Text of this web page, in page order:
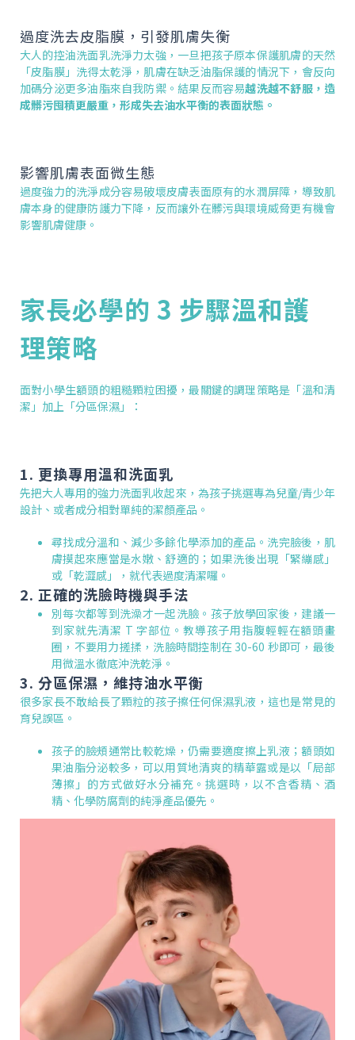
過度洗去皮脂膜，引發肌膚失衡
大人的控油洗面乳洗淨力太強，一旦把孩子原本保護肌膚的天然
「皮脂膜」洗得太乾淨，肌膚在缺乏油脂保護的情況下，會反向
加碼分泌更多油脂來自我防禦。結果反而容易越洗越不舒服，造
成髒污囤積更嚴重，形成失去油水平衡的表面狀態。
影響肌膚表面微生態
過度強力的洗淨成分容易破壞皮膚表面原有的水潤屏障，導致肌
膚本身的健康防護力下降，反而讓外在髒污與環境威脅更有機會
影響肌膚健康。
家長必學的 3 步驟溫和護
理策略
面對小學生額頭的粗糙顆粒困擾，最關鍵的調理策略是「溫和清
潔」加上「分區保濕」：
1. 更換專用溫和洗面乳
先把大人專用的強力洗面乳收起來，為孩子挑選專為兒童/青少年
設計、或者成分相對單純的潔顏產品。
尋找成分溫和、減少多餘化學添加的產品。洗完臉後，肌
膚摸起來應當是水嫩、舒適的；如果洗後出現「緊繃感」
或「乾澀感」，就代表過度清潔囉。
2. 正確的洗臉時機與手法
別每次都等到洗澡才一起洗臉。孩子放學回家後，建議一
到家就先清潔 T 字部位。教導孩子用指腹輕輕在額頭畫
圈，不要用力搓揉，洗臉時間控制在 30-60 秒即可，最後
用微溫水徹底沖洗乾淨。
3. 分區保濕，維持油水平衡
很多家長不敢給長了顆粒的孩子擦任何保濕乳液，這也是常見的
育兒誤區。
孩子的臉頰通常比較乾燥，仍需要適度擦上乳液；額頭如
果油脂分泌較多，可以用質地清爽的精華露或是以「局部
薄擦」的方式做好水分補充。挑選時，以不含香精、酒
精、化學防腐劑的純淨產品優先。